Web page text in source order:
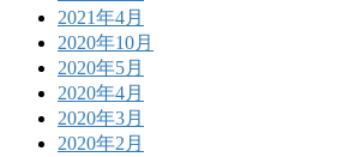
2021年4月
2020年10月
2020年5月
2020年4月
2020年3月
2020年2月